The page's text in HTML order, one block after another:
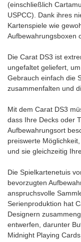
(einschließlich
USPCC). Dank ihres
Kartenspiele wie
Aufbewahrungsboxen
Die Carat DS3 ist
ungefaltet geliefert,
Gebrauch einfach die
zusammenfalten und
Mit dem Carat DS3
dass Ihre Decks oder
Aufbewahrungsort
preiswerte
und sie gleichzeitig
Die Spielkartenetuis
bevorzugten
anspruchsvolle
Serienproduktion hat
Designern
entwerfen, darunter
Midnight Playing